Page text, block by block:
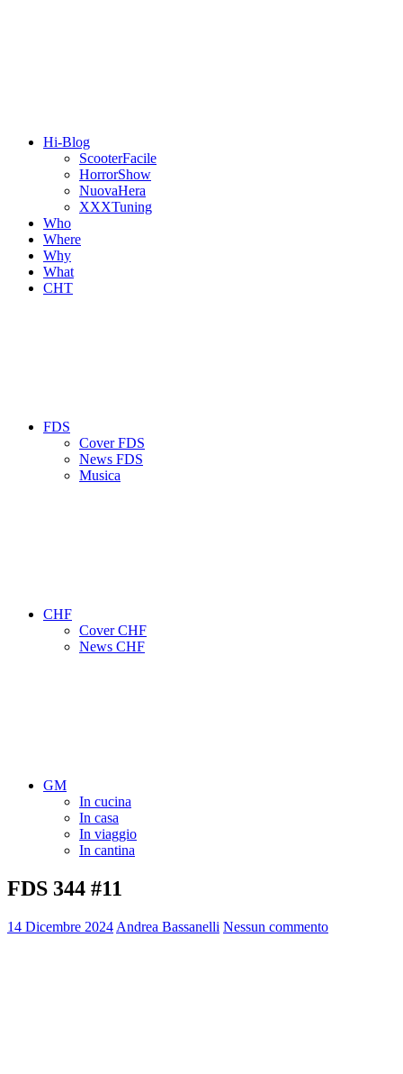
Hi-Blog
ScooterFacile
HorrorShow
NuovaHera
XXXTuning
Who
Where
Why
What
CHT
FDS
Cover FDS
News FDS
Musica
CHF
Cover CHF
News CHF
GM
In cucina
In casa
In viaggio
In cantina
FDS 344 #11
14 Dicembre 2024 Andrea Bassanelli Nessun commento